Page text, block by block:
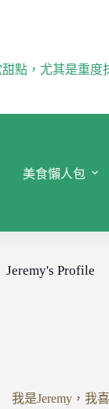
點，尤其是重度
美食懶人包
Jeremy's Profile
我是Jeremy，我